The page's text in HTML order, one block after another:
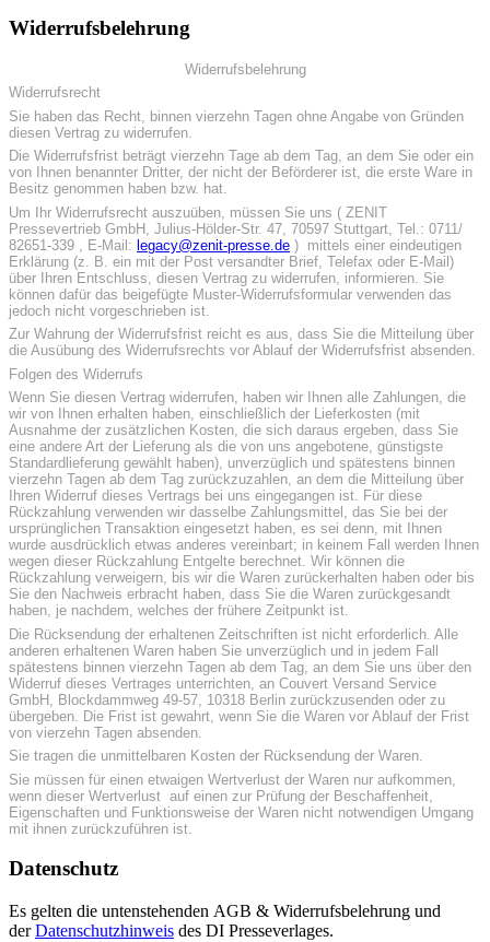
Widerrufsbelehrung
Widerrufsbelehrung
Widerrufsrecht
Sie haben das Recht, binnen vierzehn Tagen ohne Angabe von Gründen
diesen Vertrag zu widerrufen.
Die Widerrufsfrist beträgt vierzehn Tage ab dem Tag, an dem Sie oder ein
von Ihnen benannter Dritter, der nicht der Beförderer ist, die erste Ware in
Besitz genommen haben bzw. hat.
Um Ihr Widerrufsrecht auszuüben, müssen Sie uns ( ZENIT
Pressevertrieb GmbH, Julius-Hölder-Str. 47, 70597 Stuttgart, Tel.: 0711/
82651-339 , E-Mail: legacy@zenit-presse.de ) mittels einer eindeutigen
Erklärung (z. B. ein mit der Post versandter Brief, Telefax oder E-Mail)
über Ihren Entschluss, diesen Vertrag zu widerrufen, informieren. Sie
können dafür das beigefügte Muster-Widerrufsformular verwenden das
jedoch nicht vorgeschrieben ist.
Zur Wahrung der Widerrufsfrist reicht es aus, dass Sie die Mitteilung über
die Ausübung des Widerrufsrechts vor Ablauf der Widerrufsfrist absenden.
Folgen des Widerrufs
Wenn Sie diesen Vertrag widerrufen, haben wir Ihnen alle Zahlungen, die
wir von Ihnen erhalten haben, einschließlich der Lieferkosten (mit
Ausnahme der zusätzlichen Kosten, die sich daraus ergeben, dass Sie
eine andere Art der Lieferung als die von uns angebotene, günstigste
Standardlieferung gewählt haben), unverzüglich und spätestens binnen
vierzehn Tagen ab dem Tag zurückzuzahlen, an dem die Mitteilung über
Ihren Widerruf dieses Vertrags bei uns eingegangen ist. Für diese
Rückzahlung verwenden wir dasselbe Zahlungsmittel, das Sie bei der
ursprünglichen Transaktion eingesetzt haben, es sei denn, mit Ihnen
wurde ausdrücklich etwas anderes vereinbart; in keinem Fall werden Ihnen
wegen dieser Rückzahlung Entgelte berechnet. Wir können die
Rückzahlung verweigern, bis wir die Waren zurückerhalten haben oder bis
Sie den Nachweis erbracht haben, dass Sie die Waren zurückgesandt
haben, je nachdem, welches der frühere Zeitpunkt ist.
Die Rücksendung der erhaltenen Zeitschriften ist nicht erforderlich. Alle
anderen erhaltenen Waren haben Sie unverzüglich und in jedem Fall
spätestens binnen vierzehn Tagen ab dem Tag, an dem Sie uns über den
Widerruf dieses Vertrages unterrichten, an Couvert Versand Service
GmbH, Blockdammweg 49-57, 10318 Berlin zurückzusenden oder zu
übergeben. Die Frist ist gewahrt, wenn Sie die Waren vor Ablauf der Frist
von vierzehn Tagen absenden.
Sie tragen die unmittelbaren Kosten der Rücksendung der Waren.
Sie müssen für einen etwaigen Wertverlust der Waren nur aufkommen,
wenn dieser Wertverlust auf einen zur Prüfung der Beschaffenheit,
Eigenschaften und Funktionsweise der Waren nicht notwendigen Umgang
mit ihnen zurückzuführen ist.
Datenschutz
Es gelten die untenstehenden AGB & Widerrufsbelehrung und
derDatenschutzhinweis des DI Presseverlages.